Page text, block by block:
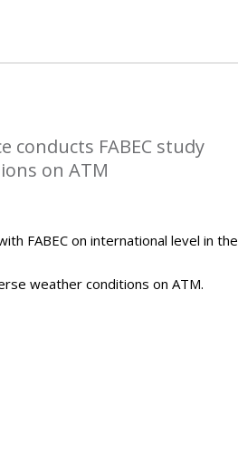
conducts FABEC study
on ATM
FABEC on international level in the
weather conditions on ATM.